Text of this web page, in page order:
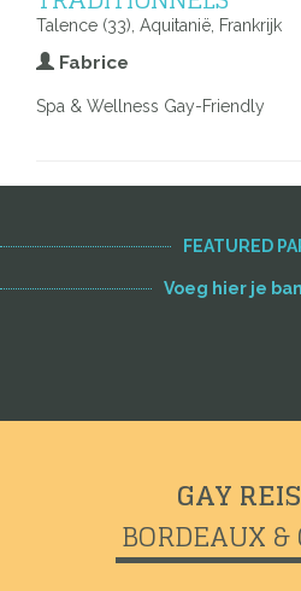
Talence (33), Aquitanië, Frankrijk
Fabrice
Spa & Wellness Gay-Friendly
FEATURED
Voeg hier je
GAY
BORDEAUX